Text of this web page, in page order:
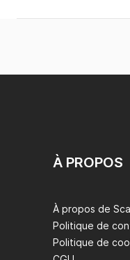
À PROPOS
À propos de
Politique de
Politique de